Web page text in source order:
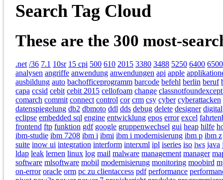
Search Tag Cloud
These are the 300 most-
.net /36 7.1 10sr 15 cpi 500 610 2015 3380 3488 5250 6400 6500
analysen angriffe anwendung anwendungen api apple
ausbildung auto bachofficeprogramm barcode befehl berlin beruf
capa ccsid cebit cebit 2015 cellofoam change
comarch commit connect control cor crm csy cyber cyberattacken
datenspiegelung db2 dbmoto ddl dds debug delete designer digital
eclipse embedded sql engine entwicklung epos error excel
frontend ftp funktion gdf google gruppenwechsel gui heap hilfe
ibm-studie ibm 7208 ibm i ibmi ibm i modernisierung ibm p ibm z
suite inow ui integration interform interxml ipl iseries iso iws java
ldap leak lernen linux log mail malware management manager
software mlsoftware mobil modernisierung monitoring moobird
on-error oracle orm pc zu clientaccess pdf performance